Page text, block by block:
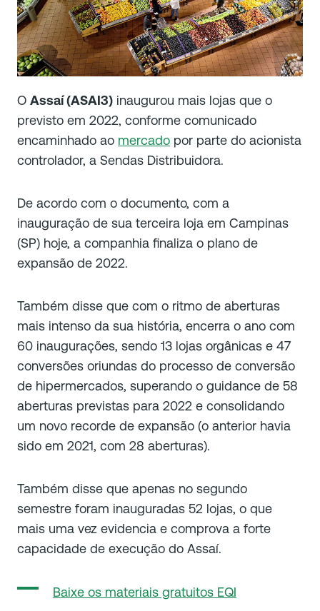
O Assaí (ASAI3) inaugurou mais lojas que o
previsto em 2022, conforme comunicado
encaminhado ao mercado por parte do acionista
controlador, a Sendas Distribuidora.
De acordo com o documento, com a
inauguração de sua terceira loja em Campinas
(SP) hoje, a companhia finaliza o plano de
expansão de 2022.
Também disse que com o ritmo de aberturas
mais intenso da sua história, encerra o ano com
60 inaugurações, sendo 13 lojas orgânicas e 47
conversões oriundas do processo de conversão
de hipermercados, superando o guidance de 58
aberturas previstas para 2022 e consolidando
um novo recorde de expansão (o anterior havia
sido em 2021, com 28 aberturas).
Também disse que apenas no segundo
semestre foram inauguradas 52 lojas, o que
mais uma vez evidencia e comprova a forte
capacidade de execução do Assaí.
Baixe os materiais gratuitos EQI